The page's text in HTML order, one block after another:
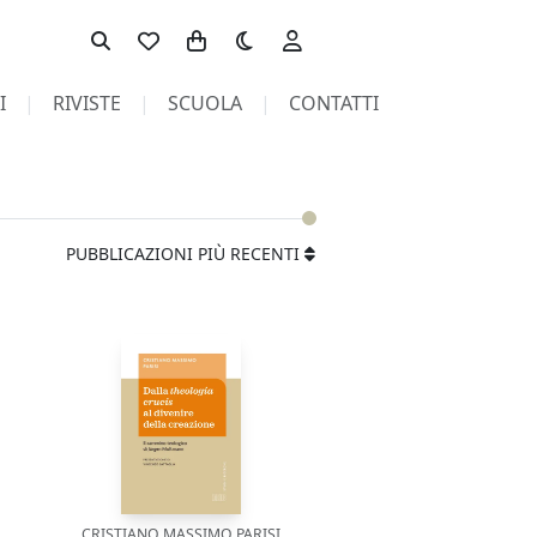
Toggle theme
RIVISTE SCUOLA CONTATTI
PUBBLICAZIONI PIÙ RECENTI